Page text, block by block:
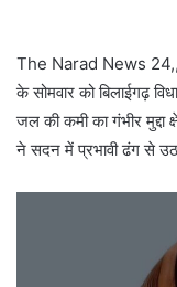
The Narad News
के सोमवार को बिलाईगढ़
जल की कमी का गंभीर मुद्दा
ने सदन में प्रभावी ढंग से